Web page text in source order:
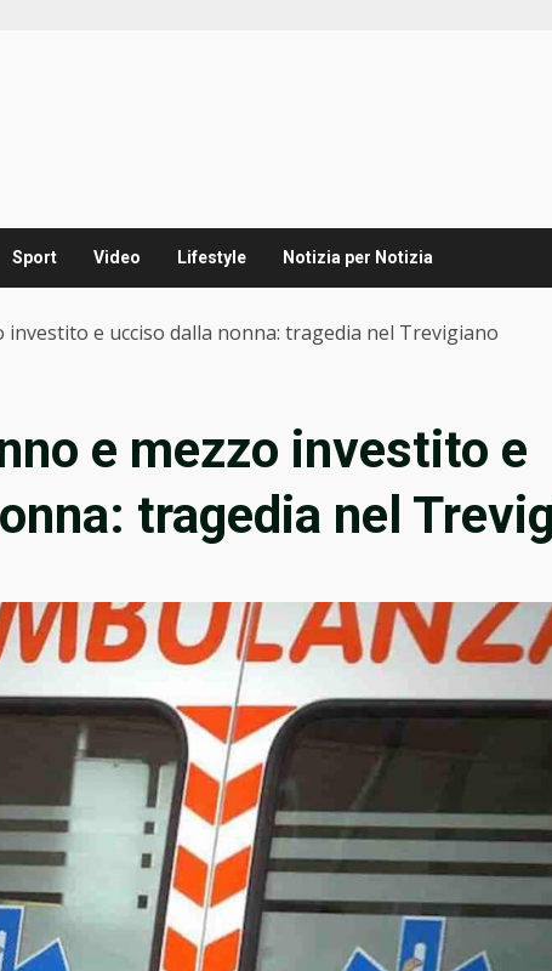
Sport Video Lifestyle Notizia per Notizia
investito e ucciso dalla nonna: tragedia nel Trevigiano
e mezzo investito e
tragedia nel